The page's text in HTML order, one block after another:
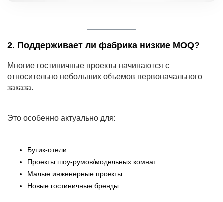
2. Поддерживает ли фабрика низкие MOQ?
Многие гостиничные проекты начинаются с
относительно небольших объемов первоначального
заказа.
Это особенно актуально для:
Бутик-отели
Проекты шоу-румов/модельных комнат
Малые инженерные проекты
Новые гостиничные бренды